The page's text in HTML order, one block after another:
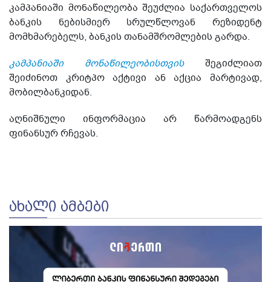
კამპანიაში მონაწილეობა შეუძლია საქართველოს
ბანკის ნებისმიერ სრულწლოვან რეზიდენტ
მომხმარებელს, ბანკის თანამშრომლების გარდა.
კამპანიაში მონაწილეობისთვისშეგიძლიათ
შეიძინოთ კრიტპო აქტივი ან აქცია მარტივად,
მობილბანკიდან.
აღნიშნული ინფორმაცია არ წარმოადგენს
ფინანსურ რჩევას.
ᲐᲮᲐᲚᲘ ᲐᲛᲑᲔᲑᲘ